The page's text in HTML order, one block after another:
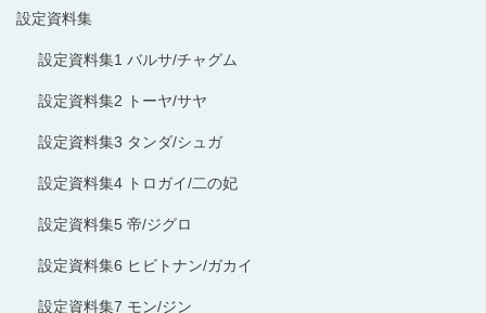
設定資料集
設定資料集1 バルサ/チャグム
設定資料集2 トーヤ/サヤ
設定資料集3 タンダ/シュガ
設定資料集4 トロガイ/二の妃
設定資料集5 帝/ジグロ
設定資料集6 ヒビトナン/ガカイ
設定資料集7 モン/ジン